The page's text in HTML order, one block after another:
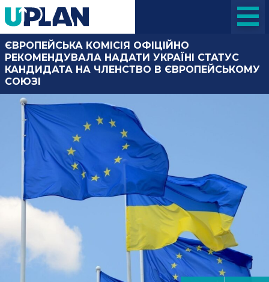
ЄВРОПЕЙСЬКА КОМІСІЯ ОФІЦІЙНО
РЕКОМЕНДУВАЛА НАДАТИ УКРАЇНІ СТАТУС
КАНДИДАТА НА ЧЛЕНСТВО В ЄВРОПЕЙСЬКОМУ
СОЮЗІ